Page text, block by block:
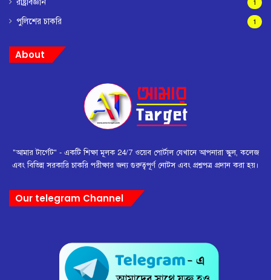
রাষ্ট্রবিজ্ঞান 1
পুলিশের চাকরি 1
About
"আমার টার্গেট" - একটি শিক্ষা মূলক 24/7 ওয়েব পোর্টাল যেখানে আপনারা স্কুল, কলেজ
এবং বিভিন্ন সরকারি চাকরি পরীক্ষার জন্য গুরুত্বপূর্ণ নোটস এবং প্রশ্নপত্র প্রদান করা হয়।
Our telegram Channel